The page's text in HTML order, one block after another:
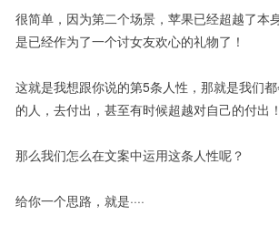
很简单，因为第二个场景，苹果已经超越了本
是已经作为了一个讨女友欢心的礼物了！
这就是我想跟你说的第5条人性，那就是我们
的人，去付出，甚至有时候超越对自己的付出！
那么我们怎么在文案中运用这条人性呢？
给你一个思路，就是····